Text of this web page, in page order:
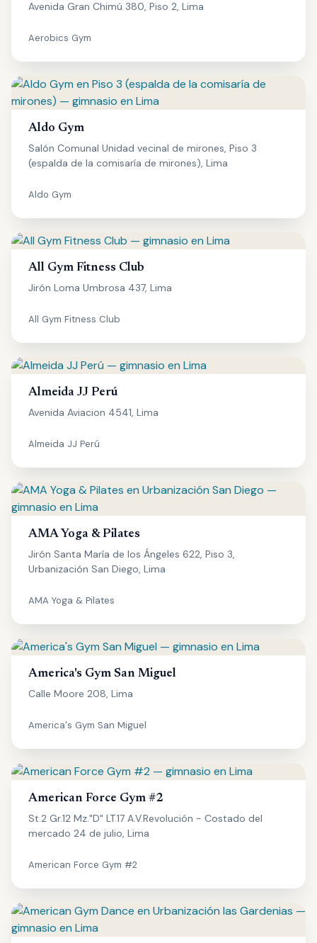
Avenida Gran Chimú 380, Piso 2, Lima
Aerobics Gym
Aldo Gym
Salón Comunal Unidad vecinal de mirones, Piso 3
(espalda de la comisaría de mirones), Lima
Aldo Gym
All Gym Fitness Club
Jirón Loma Umbrosa 437, Lima
All Gym Fitness Club
Almeida JJ Perú
Avenida Aviacion 4541, Lima
Almeida JJ Perú
AMA Yoga & Pilates
Jirón Santa María de los Ángeles 622, Piso 3,
Urbanización San Diego, Lima
AMA Yoga & Pilates
America's Gym San Miguel
Calle Moore 208, Lima
America's Gym San Miguel
American Force Gym #2
St.2 Gr.12 Mz."D" LT.17 A.V.Revolución - Costado del
mercado 24 de julio, Lima
American Force Gym #2